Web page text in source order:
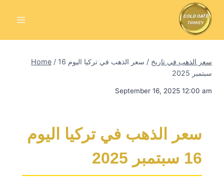
Home / سعر الذهب في تاريخ /
سعر الذهب في تركيا اليوم 16
سبتمبر 2025
September 16, 2025 12:00 am
سعر الذهب في تركيا اليوم
16 سبتمبر 2025